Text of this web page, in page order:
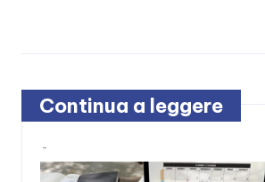
Continua a leggere
-